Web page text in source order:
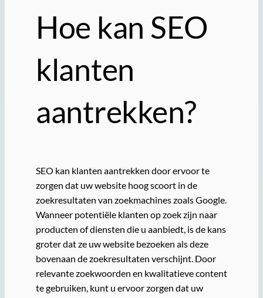
Hoe kan SEO
klanten
aantrekken?
SEO kan klanten aantrekken door ervoor te
zorgen dat uw website hoog scoort in de
zoekresultaten van zoekmachines zoals Google.
Wanneer potentiële klanten op zoek zijn naar
producten of diensten die u aanbiedt, is de kans
groter dat ze uw website bezoeken als deze
bovenaan de zoekresultaten verschijnt. Door
relevante zoekwoorden en kwalitatieve content
te gebruiken, kunt u ervoor zorgen dat uw